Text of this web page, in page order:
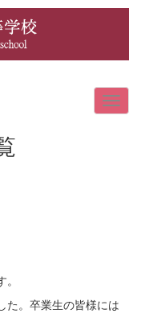
た。卒業生の皆様には